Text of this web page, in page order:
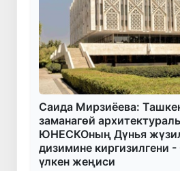
Саида Мирзиёева:
заманагөй
ЮНЕСКОның Дүнья
дизимине киргизилгени
үлкен жеңиси